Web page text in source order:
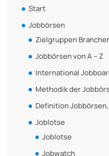
Start
Jobbörsen
Zielgruppen
Jobbörsen von A – Z
International
Methodik der
Definition
Joblotse
Joblotse
Jobwatch